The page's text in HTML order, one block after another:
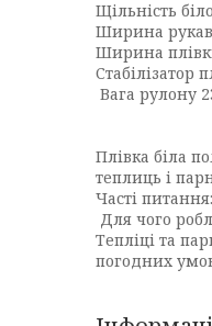
Щільність
Ширина
Ширина
Стабілізатор
Вага рулону
Плівка біла
теплиць і
Часті питання:
Для чого
Тепліці та
погодних